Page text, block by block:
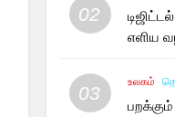
02
எளிய
03
உலகம்